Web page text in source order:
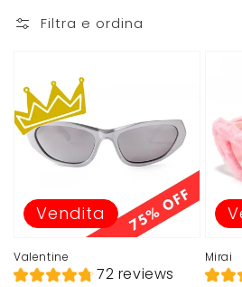
Filtra e ordina
Valentine
72 reviews
Vendita
Mirai